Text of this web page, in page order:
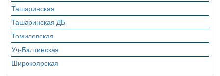
Ташаринская
Ташаринская ДБ
Томиловская
Уч-Балтинская
Широкоярская